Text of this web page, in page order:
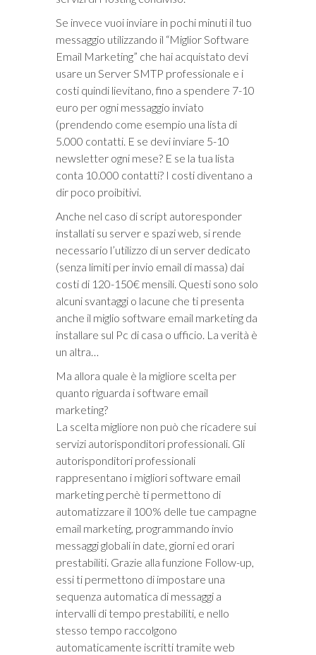
Se invece vuoi inviare in pochi minuti il tuo
messaggio utilizzando il “Miglior Software
Email Marketing” che hai acquistato devi
usare un Server SMTP professionale e i
costi quindi lievitano, fino a spendere 7-10
euro per ogni messaggio inviato
(prendendo come esempio una lista di
5.000 contatti. E se devi inviare 5-10
newsletter ogni mese? E se la tua lista
conta 10.000 contatti? I costi diventano a
dir poco proibitivi.
Anche nel caso di script autoresponder
installati su server e spazi web, si rende
necessario l’utilizzo di un server dedicato
(senza limiti per invio email di massa) dai
costi di 120-150€ mensili. Questi sono solo
alcuni svantaggi o lacune che ti presenta
anche il miglio software email marketing da
installare sul Pc di casa o ufficio. La verità è
un altra…
Ma allora quale è la migliore scelta per
quanto riguarda i software email
marketing?
La scelta migliore non può che ricadere sui
servizi autorisponditori professionali. Gli
autorisponditori professionali
rappresentano i migliori software email
marketing perchè ti permettono di
automatizzare il 100% delle tue campagne
email marketing, programmando invio
messaggi globali in date, giorni ed orari
prestabiliti. Grazie alla funzione Follow-up,
essi ti permettono di impostare una
sequenza automatica di messaggi a
intervalli di tempo prestabiliti, e nello
stesso tempo raccolgono
automaticamente iscritti tramite web